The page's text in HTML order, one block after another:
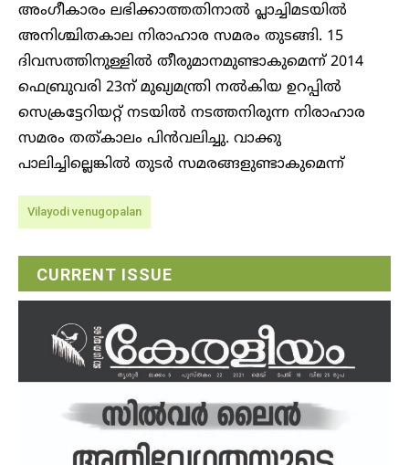
അംഗീകാരം ലഭിക്കാത്തതിനാല്‍ പ്ലാച്ചിമടയില്‍
അനിശ്ചിതകാല നിരാഹാര സമരം തുടങ്ങി. 15
ദിവസത്തിനുള്ളില്‍ തീരുമാനമുണ്ടാകുമെന്ന് 2014
ഫെബ്രുവരി 23ന് മുഖ്യമന്ത്രി നല്‍കിയ ഉറപ്പില്‍
സെക്രട്ടേറിയറ്റ് നടയില്‍ നടത്തനിരുന്ന നിരാഹാര
സമരം തത്കാലം പിന്‍വലിച്ചു. വാക്കു
പാലിച്ചില്ലെങ്കില്‍ തുടര്‍ സമരങ്ങളുണ്ടാകുമെന്ന്
Vilayodi venugopalan
CURRENT ISSUE